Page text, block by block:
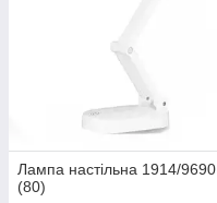
Лампа настільна 1914/9690
(80)